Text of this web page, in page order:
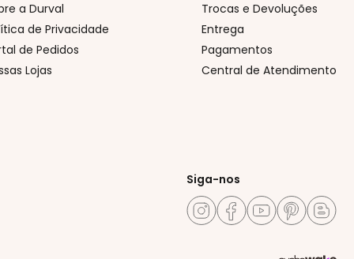
a Durval
de Privacidade
de Pedidos
Lojas
Trocas e Devoluções
Entrega
Pagamentos
Central de Atendimento
Siga-nos